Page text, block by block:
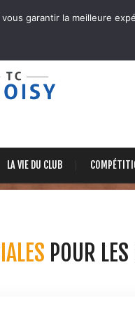
LA VIE DU CLUB
POUR
garantir la meilleure